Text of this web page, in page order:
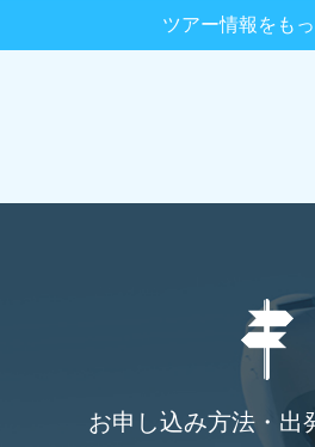
ツアー情報をも
お申し込み方法・出